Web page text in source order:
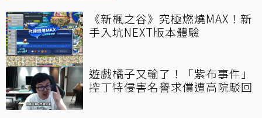
《新楓之谷》究極燃燒MAX！新
手入坑NEXT版本體驗
遊戲橘子又輸了！「紫布事件」
控丁特侵害名譽求償遭高院駁回